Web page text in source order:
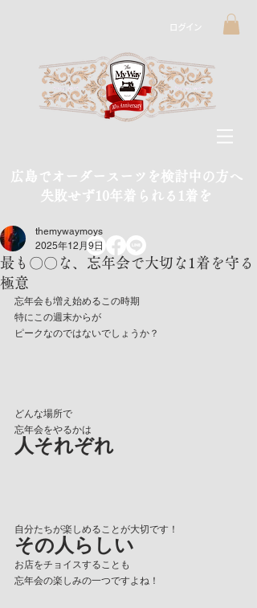
ログイン
広島でオーダースーツを検討中の方へ
​失敗せず10年着られる1着を
最も〇〇な、忘年会で大切な1着を守る
極意
themywaymoys
2025年12月9日
忘年会も増え始めるこの時期
特にこの週末からが
ピークなのではないでしょうか？
どんな場所で
忘年会をやるかは
人それぞれ
自分たちが楽しめることが大切です！
その人らしい
お店をチョイスすることも
忘年会の楽しみの一つですよね！